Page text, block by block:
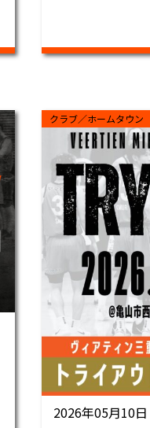
クラブ／ホームタウン
2026年05月10日